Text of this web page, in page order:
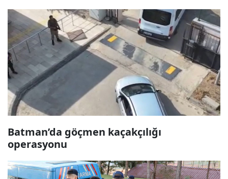
Batman’da göçmen kaçakçılığı
operasyonu